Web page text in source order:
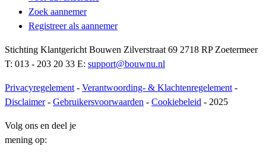
Zoek aannemer
Registreer als aannemer
Stichting Klantgericht Bouwen Zilverstraat 69 2718 RP Zoetermeer
T: 013 - 203 20 33 E: support@bouwnu.nl
Privacyregelement - Verantwoording- & Klachtenregelement -
Disclaimer- Gebruikersvoorwaarden - Cookiebeleid - 2025
Volg ons en deel je
mening op: